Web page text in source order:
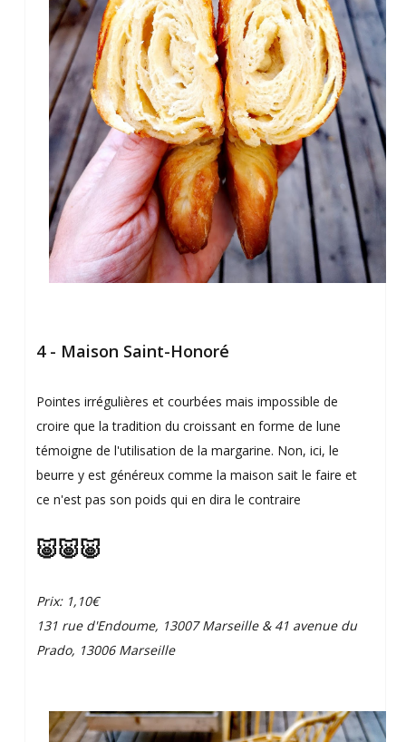
4 - Maison Saint-Honoré
Pointes irrégulières et courbées mais impossible de
croire que la tradition du croissant en forme de lune
témoigne de l'utilisation de la margarine. Non, ici, le
beurre y est généreux comme la maison sait le faire et
ce n'est pas son poids qui en dira le contraire
🐷🐷🐷
Prix: 1,10€
131 rue d'Endoume, 13007 Marseille & 41 avenue du
Prado, 13006 Marseille